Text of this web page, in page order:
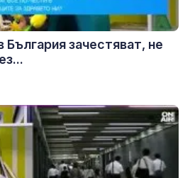
зачестяват, не